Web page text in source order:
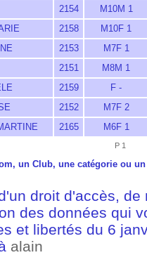
2154 M10M 1
2158 M10F 1
2153 M7F 1
2151 M8M 1
2159 F -
2152 M7F 2
2165 M6F 1
P 1
un Club, une catégorie ou
droit d'accès,
des données qui
et libertés du 6
alain